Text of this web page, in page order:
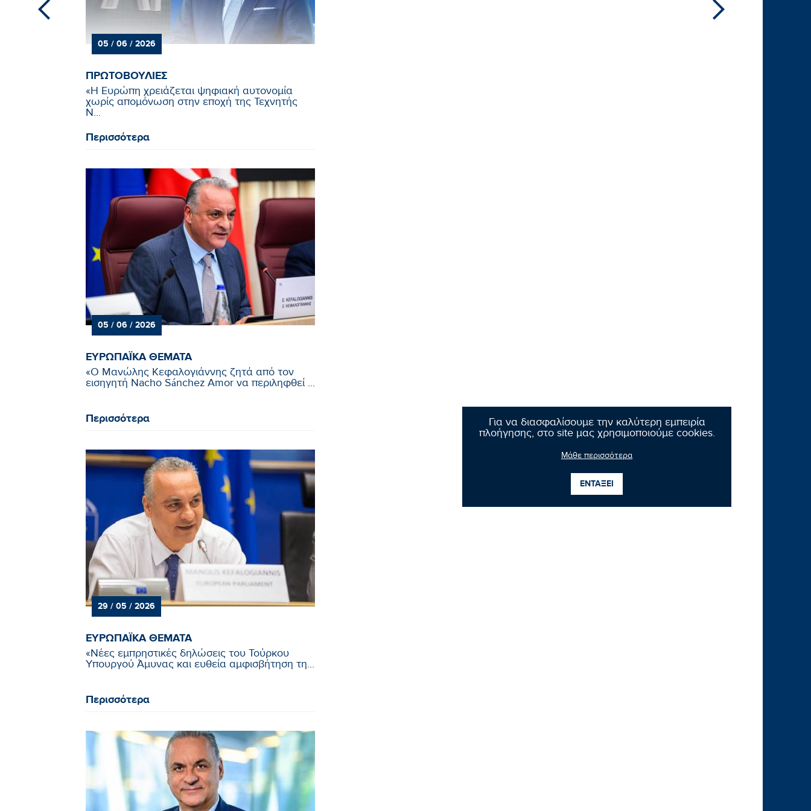
Για να διασφαλίσουμε την καλύτερη εμπειρία
πλοήγησης, στο site μας χρησιμοποιούμε cookies.
Μάθε περισσότερα
ΕΝΤΑΞΕΙ
05 / 06 / 2026
ΠΡΩΤΟΒΟΥΛΙΕΣ
«Η Ευρώπη χρειάζεται ψηφιακή αυτονομία
χωρίς απομόνωση στην εποχή της Τεχνητής
Ν...
Περισσότερα
05 / 06 / 2026
ΕΥΡΩΠΑΪΚΑ ΘΕΜΑΤΑ
«Ο Μανώλης Κεφαλογιάννης ζητά από τον
εισηγητή Nacho Sánchez Amor να περιληφθεί ...
Περισσότερα
29 / 05 / 2026
ΕΥΡΩΠΑΪΚΑ ΘΕΜΑΤΑ
«Νέες εμπρηστικές δηλώσεις του Τούρκου
Υπουργού Άμυνας και ευθεία αμφισβήτηση τη...
Περισσότερα